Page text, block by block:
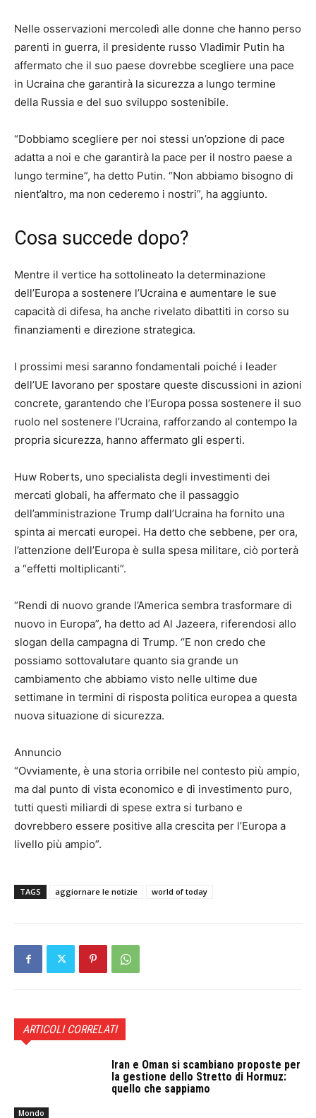
Nelle osservazioni mercoledì alle donne che hanno perso
parenti in guerra, il presidente russo Vladimir Putin ha
affermato che il suo paese dovrebbe scegliere una pace
in Ucraina che garantirà la sicurezza a lungo termine
della Russia e del suo sviluppo sostenibile.
“Dobbiamo scegliere per noi stessi un’opzione di pace
adatta a noi e che garantirà la pace per il nostro paese a
lungo termine”, ha detto Putin. “Non abbiamo bisogno di
nient’altro, ma non cederemo i nostri”, ha aggiunto.
Cosa succede dopo?
Mentre il vertice ha sottolineato la determinazione
dell’Europa a sostenere l’Ucraina e aumentare le sue
capacità di difesa, ha anche rivelato dibattiti in corso su
finanziamenti e direzione strategica.
I prossimi mesi saranno fondamentali poiché i leader
dell’UE lavorano per spostare queste discussioni in azioni
concrete, garantendo che l’Europa possa sostenere il suo
ruolo nel sostenere l’Ucraina, rafforzando al contempo la
propria sicurezza, hanno affermato gli esperti.
Huw Roberts, uno specialista degli investimenti dei
mercati globali, ha affermato che il passaggio
dell’amministrazione Trump dall’Ucraina ha fornito una
spinta ai mercati europei. Ha detto che sebbene, per ora,
l’attenzione dell’Europa è sulla spesa militare, ciò porterà
a “effetti moltiplicanti”.
“Rendi di nuovo grande l’America sembra trasformare di
nuovo in Europa”, ha detto ad Al Jazeera, riferendosi allo
slogan della campagna di Trump. “E non credo che
possiamo sottovalutare quanto sia grande un
cambiamento che abbiamo visto nelle ultime due
settimane in termini di risposta politica europea a questa
nuova situazione di sicurezza.
Annuncio
“Ovviamente, è una storia orribile nel contesto più ampio,
ma dal punto di vista economico e di investimento puro,
tutti questi miliardi di spese extra si turbano e
dovrebbero essere positive alla crescita per l’Europa a
livello più ampio”.
TAGS aggiornare le notizie world of today
ARTICOLI CORRELATI
Mondo
Iran e Oman si scambiano proposte per
la gestione dello Stretto di Hormuz:
quello che sappiamo